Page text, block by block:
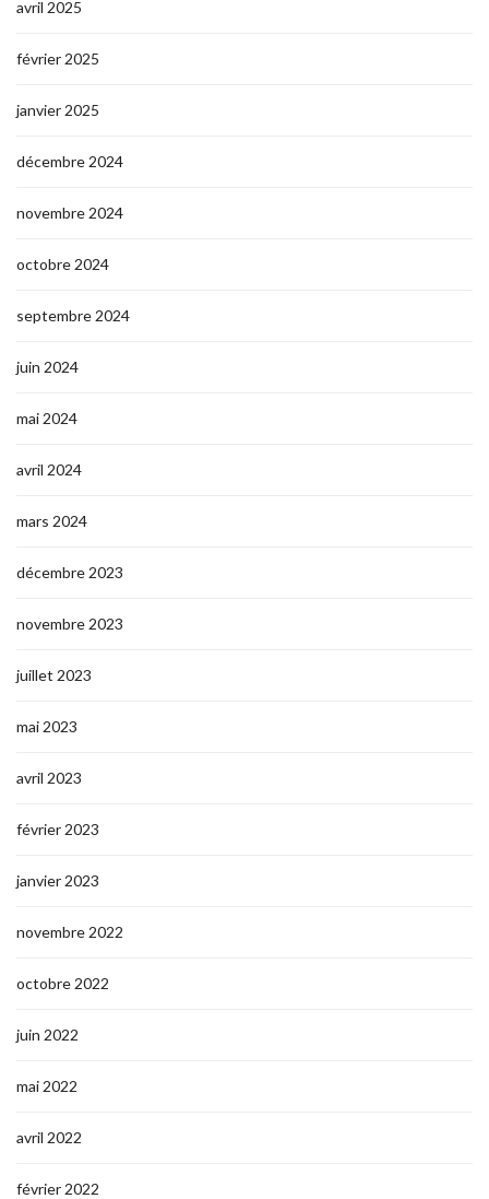
avril 2025
février 2025
janvier 2025
décembre 2024
novembre 2024
octobre 2024
septembre 2024
juin 2024
mai 2024
avril 2024
mars 2024
décembre 2023
novembre 2023
juillet 2023
mai 2023
avril 2023
février 2023
janvier 2023
novembre 2022
octobre 2022
juin 2022
mai 2022
avril 2022
février 2022